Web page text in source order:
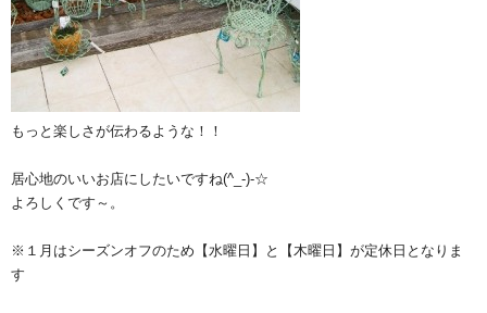
もっと楽しさが伝わるような！！
居心地のいいお店にしたいですね(^_-)-☆
よろしくです～。
※１月はシーズンオフのため【水曜日】と【木曜日】が定休日となりま
す